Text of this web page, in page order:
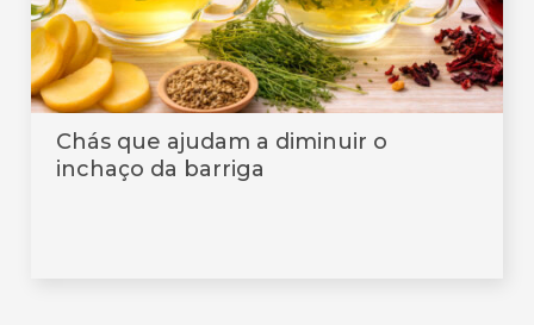
Chás que ajudam a diminuir o
inchaço da barriga